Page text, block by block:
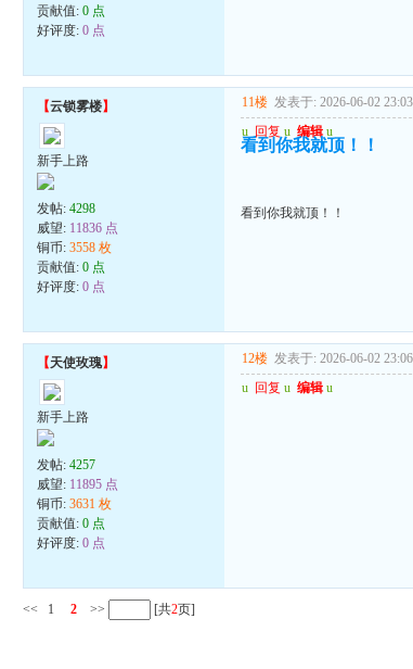
贡献值:0 点
好评度:0 点
【云锁雾楼】
新手上路
发帖:4298
威望: 11836 点
铜币:3558 枚
贡献值:0 点
好评度:0 点
11楼 发表于: 2026-06-02 23:03
u 回复 u 编辑 u
看到你我就顶！！
看到你我就顶！！
【天使玫瑰】
新手上路
发帖:4257
威望: 11895 点
铜币:3631 枚
贡献值:0 点
好评度:0 点
12楼 发表于: 2026-06-02 23:06
u 回复 u 编辑 u
<< 1 2 >> [共2页]